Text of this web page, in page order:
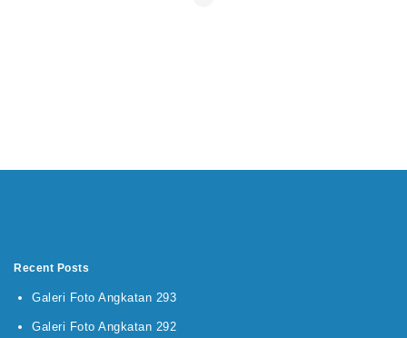
Recent Posts
Galeri Foto Angkatan 293
Galeri Foto Angkatan 292